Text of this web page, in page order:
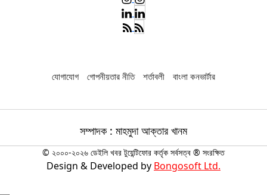
যোগাযোগ গোপনীয়তার নীতি শর্তাবলী বাংলা কনভার্টার
সম্পাদক : মাহমুদা আক্তার খানম
© ২০০০-২০২৬ ডেইলি খবর টুয়েন্টিফোর কর্তৃক সর্বসত্ব ® সংরক্ষিত
Design & Developed by Bongosoft Ltd.